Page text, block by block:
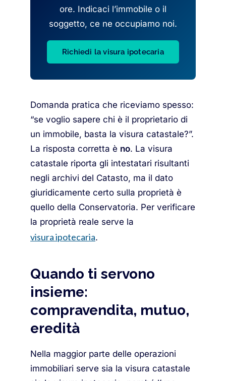
ore. Indicaci l’immobile o il
soggetto, ce ne occupiamo noi.
Richiedi la visura ipotecaria
Domanda pratica che riceviamo spesso:
“se voglio sapere chi è il proprietario di
un immobile, basta la visura catastale?”.
La risposta corretta è no. La visura
catastale riporta gli intestatari risultanti
negli archivi del Catasto, ma il dato
giuridicamente certo sulla proprietà è
quello della Conservatoria. Per verificare
la proprietà reale serve la
visura ipotecaria.
Quando ti servono
insieme:
compravendita, mutuo,
eredità
Nella maggior parte delle operazioni
immobiliari serve sia la visura catastale